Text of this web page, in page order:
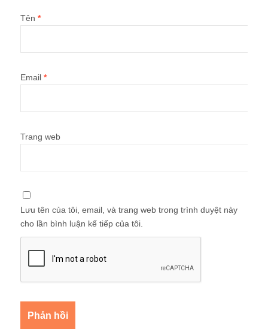
Tên *
Email *
Trang web
Lưu tên của tôi, email, và trang web trong trình duyệt này
cho lần bình luận kế tiếp của tôi.